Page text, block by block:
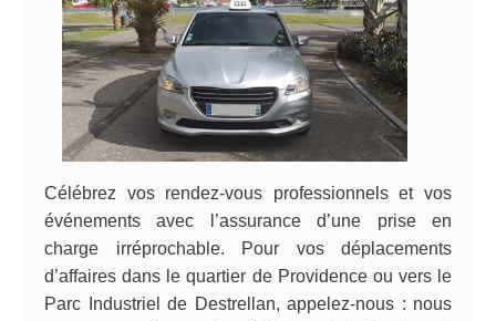
Célébrez vos rendez-vous professionnels et vos
événements avec l’assurance d’une prise en
charge irréprochable. Pour vos déplacements
d’affaires dans le quartier de Providence ou vers le
Parc Industriel de Destrellan, appelez-nous : nous